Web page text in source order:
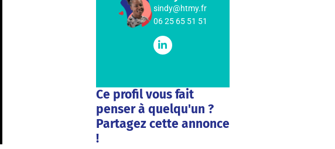
sindy@htmy.fr
06 25 65 51 51
Ce profil vous fait
penser à quelqu'un ?
Partagez cette annonce
!